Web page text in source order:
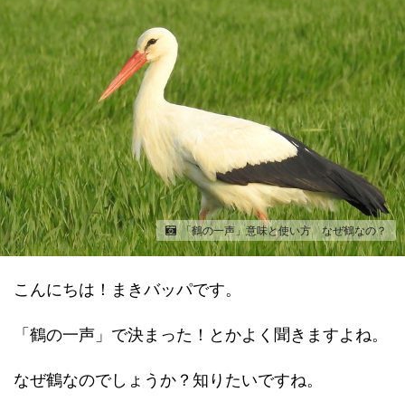
「鶴の一声」意味と使い方 なぜ鶴なの？
こんにちは！まきバッパです。
「鶴の一声」で決まった！とかよく聞きますよね。
なぜ鶴なのでしょうか？知りたいですね。